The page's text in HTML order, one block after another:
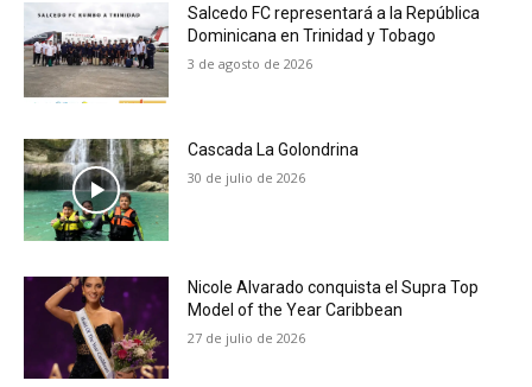
Salcedo FC representará a la República
Dominicana en Trinidad y Tobago
3 de agosto de 2026
Cascada La Golondrina
30 de julio de 2026
Nicole Alvarado conquista el Supra Top
Model of the Year Caribbean
27 de julio de 2026